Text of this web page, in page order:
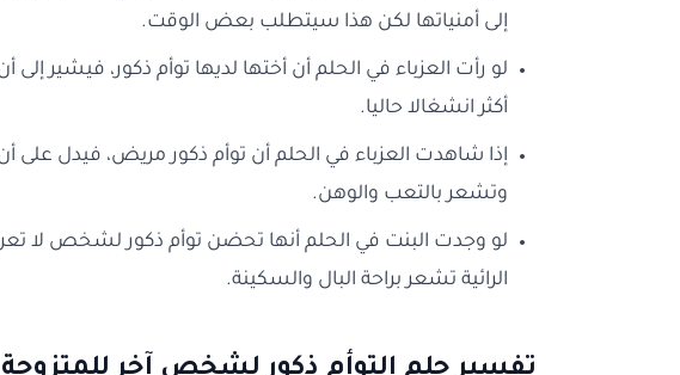
إلى أمنياتها لكن هذا سيتطلب بعض الوقت.
لو رأت العزباء في الحلم أن أختها لديها توأم ذكور، فيشير
أكثر انشغالا حاليا.
إذا شاهدت العزباء في الحلم أن توأم ذكور مريض، فيدل على أن
وتشعر بالتعب والوهن.
لو وجدت البنت في الحلم أنها تحضن توأم ذكور لشخص لا
الرائية تشعر براحة البال والسكينة.